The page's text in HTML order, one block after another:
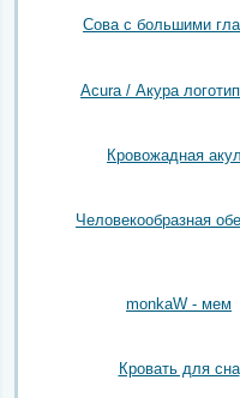
Сова с большими
Acura / Акура
Кровожадная
Человекообразная
monkaW - мем
Кровать для сна